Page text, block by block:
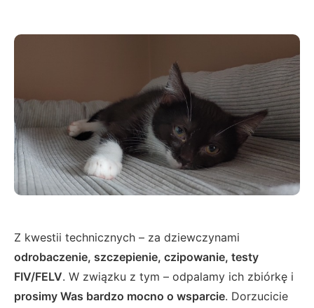
Z kwestii technicznych – za dziewczynami
odrobaczenie, szczepienie, czipowanie, testy
FIV/FELV. W związku z tym – odpalamy ich zbiórkę i
prosimy Was bardzo mocno o wsparcie. Dorzucicie